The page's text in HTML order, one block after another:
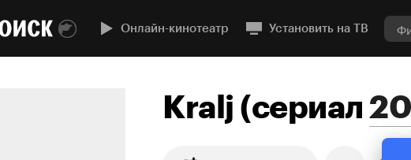
Онлайн-кинотеатр Установить на ТВ
Kralj (сериал